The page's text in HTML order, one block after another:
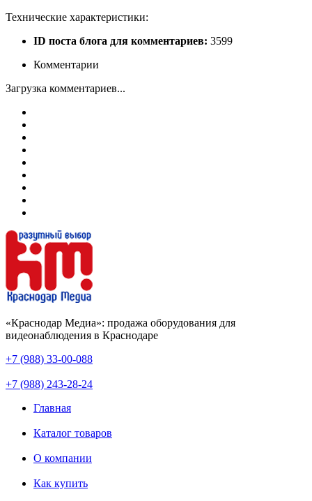
Технические характеристики:
ID поста блога для комментариев: 3599
Комментарии
Загрузка комментариев...
«Краснодар Медиа»: продажа оборудования для
видеонаблюдения в Краснодаре
+7 (988) 33-00-088
+7 (988) 243-28-24
Главная
Каталог товаров
О компании
Как купить